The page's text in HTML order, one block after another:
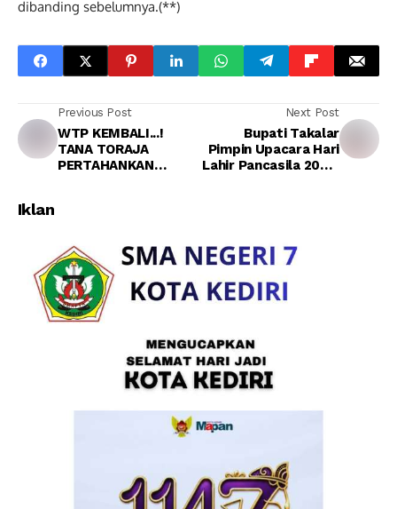
dibanding sebelumnya.(**)
Previous Post
WTP KEMBALI...!
TANA TORAJA
PERTAHANKAN
Next Post
Bupati Takalar
Pimpin Upacara Hari
Lahir Pancasila 2026,
Iklan